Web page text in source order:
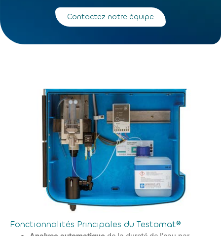
Contactez notre équipe
Fonctionnalités Principales du Testomat®